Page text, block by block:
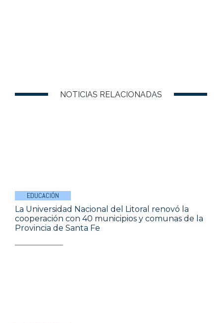
NOTICIAS RELACIONADAS
EDUCACIÓN
La Universidad Nacional del Litoral renovó la
cooperación con 40 municipios y comunas de la
Provincia de Santa Fe